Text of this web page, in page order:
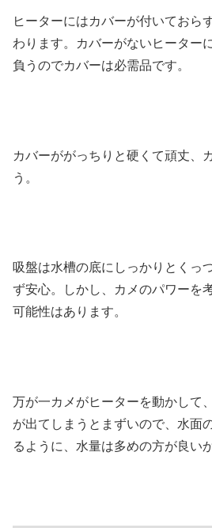
ヒーターにはカバーが付いておら
わります。カバーがないヒーター
負うのでカバーは必需品です。
カバーががっちりと硬くて頑丈、
う。
吸盤は水槽の底にしっかりとくっ
ず安心。しかし、カメのパワーを
可能性はあります。
万が一カメがヒーターを動かして
が出てしまうとまずいので、水面
るように、水量は多めの方が良い